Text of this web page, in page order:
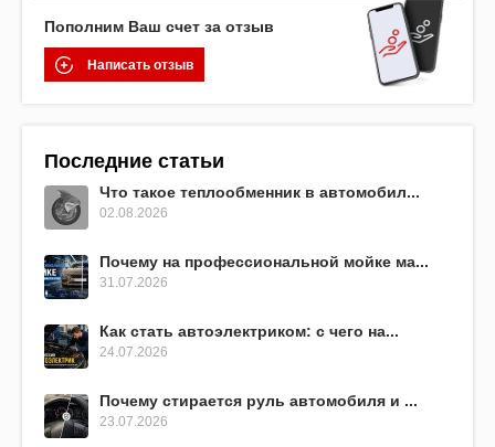
Пополним Ваш счет за отзыв
Написать отзыв
Последние статьи
Что такое теплообменник в автомобил...
02.08.2026
Почему на профессиональной мойке ма...
31.07.2026
Как стать автоэлектриком: с чего на...
24.07.2026
Почему стирается руль автомобиля и ...
23.07.2026